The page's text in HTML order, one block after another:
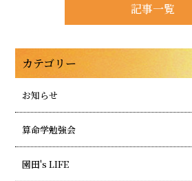
記事一覧
カテゴリー
お知らせ
算命学勉強会
園田's LIFE